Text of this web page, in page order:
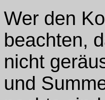
Wer den
beachten,
nicht
und